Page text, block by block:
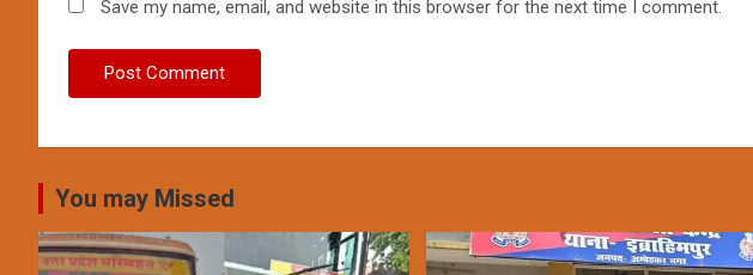
Save my name, email, and website in this browser for the next time I comment.
You may Missed